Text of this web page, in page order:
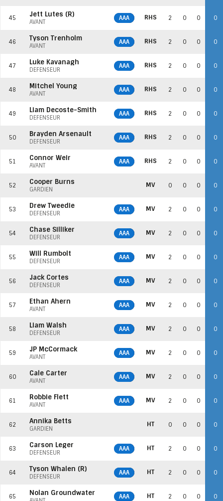
45 Jett Lutes (R)
AVANT
AAA RHS 2 0 0 0
46 Tyson Trenholm
AVANT
AAA RHS 2 0 0 0
47 Luke Kavanagh
DÉFENSEUR
AAA RHS 2 0 0 0
48 Mitchel Young
AVANT
AAA RHS 2 0 0 0
49 Liam Decoste-Smith
DÉFENSEUR
AAA RHS 2 0 0 0
50 Brayden Arsenault
DÉFENSEUR
AAA RHS 2 0 0 0
51 Connor Weir
AVANT
AAA RHS 2 0 0 0
52 Cooper Burns
GARDIEN
MV 0 0 0 0
53 Drew Tweedie
DÉFENSEUR
AAA MV 2 0 0 0
54 Chase Silliker
DÉFENSEUR
AAA MV 2 0 0 0
55 Will Rumbolt
DÉFENSEUR
AAA MV 2 0 0 0
56 Jack Cortes
DÉFENSEUR
AAA MV 2 0 0 0
57 Ethan Ahern
AVANT
AAA MV 2 0 0 0
58 Liam Walsh
DÉFENSEUR
AAA MV 2 0 0 0
59 JP McCormack
AVANT
AAA MV 2 0 0 0
60 Cale Carter
AVANT
AAA MV 2 0 0 0
61 Robbie Flett
AVANT
AAA MV 2 0 0 0
62 Annika Betts
GARDIEN
HT 0 0 0 0
63 Carson Leger
DÉFENSEUR
AAA HT 2 0 0 0
64 Tyson Whalen (R)
DÉFENSEUR
AAA HT 2 0 0 0
65 Nolan Groundwater AAA HT 2 0 0 0